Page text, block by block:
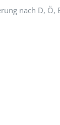
nach D, Ö,